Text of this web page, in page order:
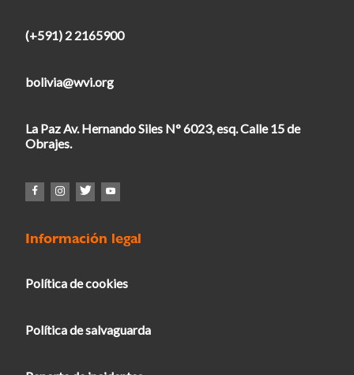
(+591) 2 2165900
bolivia@wvi.org
La Paz Av. Hernando Siles N° 6023, esq. Calle 15 de
Obrajes.
Información legal
Política de cookies
Política de salvaguarda